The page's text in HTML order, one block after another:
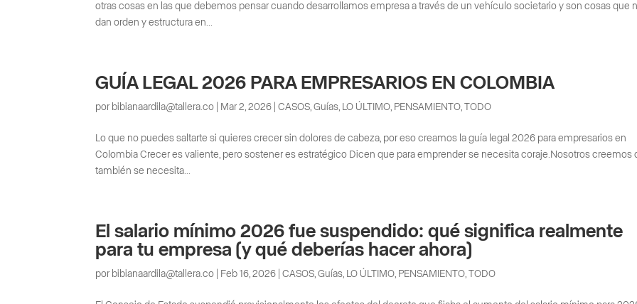
otras cosas en las que debemos pensar cuando desarrollamos empresa a través de un vehículo societario y son cosas que
dan orden y estructura en...
GUÍA LEGAL 2026 PARA EMPRESARIOS EN COLOMBIA
por bibianaardila@tallera.co Mar 2, 2026 |CASOS ,Guías LO ÚLTIMO PENSAMIENTO ,TODO
Lo que no puedes saltarte si quieres crecer sin dolores de cabeza, por eso creamos la guía legal 2026 para empresarios en
Colombia Crecer es valiente, pero sostener es estratégico Dicen que para emprender se necesita coraje.Nosotros creemos
también se necesita...
El salario mínimo 2026 fue suspendido: qué significa realmente
para tu empresa (y qué deberías hacer ahora)
por bibianaardila@tallera.co Feb 16, 2026 |CASOS ,Guías LO ÚLTIMO PENSAMIENTO ,TODO